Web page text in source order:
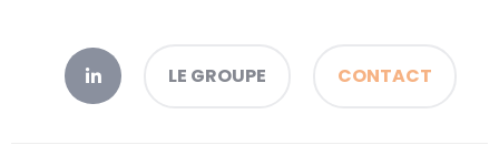
LE GROUPE CONTACT